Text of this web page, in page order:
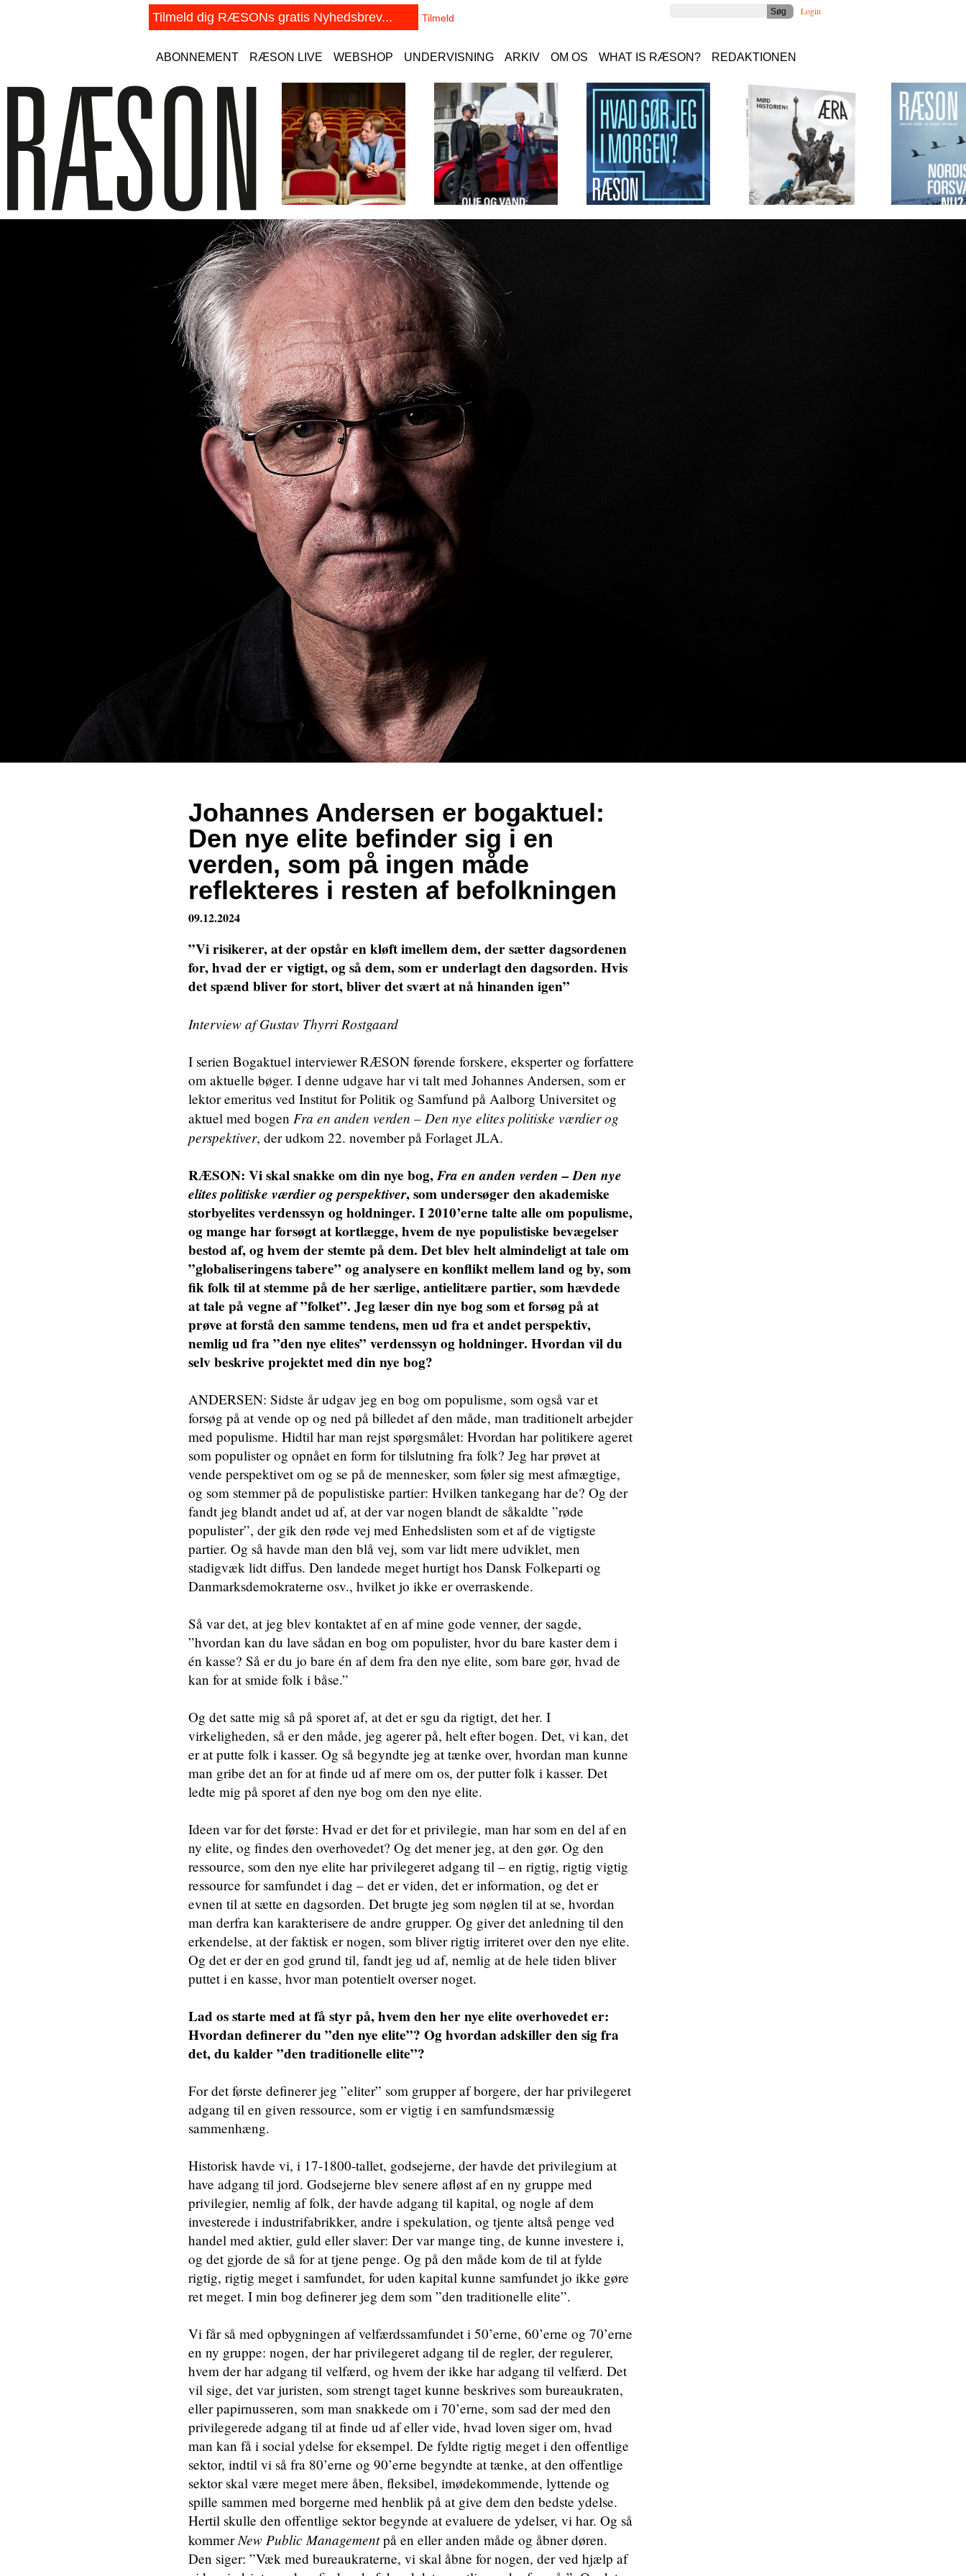
Login
ABONNEMENT RÆSON LIVE WEBSHOP UNDERVISNING ARKIV OM OS WHAT IS RÆSON? REDAKTIONEN
Johannes Andersen er bogaktuel:
Den nye elite befinder sig i en
verden, som på ingen måde
reflekteres i resten af befolkningen
09.12.2024
”Vi risikerer, at der opstår en kløft imellem dem, der sætter dagsordenen
for, hvad der er vigtigt, og så dem, som er underlagt den dagsorden. Hvis
det spænd bliver for stort, bliver det svært at nå hinanden igen”
Interview af Gustav Thyrri Rostgaard
I serien Bogaktuel interviewer RÆSON førende forskere, eksperter og forfattere
om aktuelle bøger. I denne udgave har vi talt med Johannes Andersen, som er
lektor emeritus ved Institut for Politik og Samfund på Aalborg Universitet og
aktuel med bogen Fra en anden verden – Den nye elites politiske værdier og
perspektiver, der udkom 22. november på Forlaget JLA.
RÆSON: Vi skal snakke om din nye bog,Fra en anden verden – Den nye
elites politiske værdier og perspektiver, som undersøger den akademiske
storbyelites verdenssyn og holdninger. I 2010’erne talte alle om populisme,
og mange har forsøgt at kortlægge, hvem de nye populistiske bevægelser
bestod af, og hvem der stemte på dem. Det blev helt almindeligt at tale om
”globaliseringens tabere” og analysere en konflikt mellem land og by, som
fik folk til at stemme på de her særlige, antielitære partier, som hævdede
at tale på vegne af ”folket”. Jeg læser din nye bog som et forsøg på at
prøve at forstå den samme tendens, men ud fra et andet perspektiv,
nemlig ud fra ”den nye elites” verdenssyn og holdninger. Hvordan vil du
selv beskrive projektet med din nye bog?
ANDERSEN: Sidste år udgav jeg en bog om populisme, som også var et
forsøg på at vende op og ned på billedet af den måde, man traditionelt arbejder
med populisme. Hidtil har man rejst spørgsmålet: Hvordan har politikere ageret
som populister og opnået en form for tilslutning fra folk? Jeg har prøvet at
vende perspektivet om og se på de mennesker, som føler sig mest afmægtige,
og som stemmer på de populistiske partier: Hvilken tankegang har de? Og der
fandt jeg blandt andet ud af, at der var nogen blandt de såkaldte ”røde
populister”, der gik den røde vej med Enhedslisten som et af de vigtigste
partier. Og så havde man den blå vej, som var lidt mere udviklet, men
stadigvæk lidt diffus. Den landede meget hurtigt hos Dansk Folkeparti og
Danmarksdemokraterne osv., hvilket jo ikke er overraskende.
Så var det, at jeg blev kontaktet af en af mine gode venner, der sagde,
”hvordan kan du lave sådan en bog om populister, hvor du bare kaster dem i
én kasse? Så er du jo bare én af dem fra den nye elite, som bare gør, hvad de
kan for at smide folk i båse.”
Og det satte mig så på sporet af, at det er sgu da rigtigt, det her. I
virkeligheden, så er den måde, jeg agerer på, helt efter bogen. Det, vi kan, det
er at putte folk i kasser. Og så begyndte jeg at tænke over, hvordan man kunne
man gribe det an for at finde ud af mere om os, der putter folk i kasser. Det
ledte mig på sporet af den nye bog om den nye elite.
Ideen var for det første: Hvad er det for et privilegie, man har som en del af en
ny elite, og findes den overhovedet? Og det mener jeg, at den gør. Og den
ressource, som den nye elite har privilegeret adgang til – en rigtig, rigtig vigtig
ressource for samfundet i dag – det er viden, det er information, og det er
evnen til at sætte en dagsorden. Det brugte jeg som nøglen til at se, hvordan
man derfra kan karakterisere de andre grupper. Og giver det anledning til den
erkendelse, at der faktisk er nogen, som bliver rigtig irriteret over den nye elite.
Og det er der en god grund til, fandt jeg ud af, nemlig at de hele tiden bliver
puttet i en kasse, hvor man potentielt overser noget.
Lad os starte med at få styr på, hvem den her nye elite overhovedet er:
Hvordan definerer du ”den nye elite”? Og hvordan adskiller den sig fra
det, du kalder ”den traditionelle elite”?
For det første definerer jeg ”eliter” som grupper af borgere, der har privilegeret
adgang til en given ressource, som er vigtig i en samfundsmæssig
sammenhæng.
Historisk havde vi, i 17-1800-tallet, godsejerne, der havde det privilegium at
have adgang til jord. Godsejerne blev senere afløst af en ny gruppe med
privilegier, nemlig af folk, der havde adgang til kapital, og nogle af dem
investerede i industrifabrikker, andre i spekulation, og tjente altså penge ved
handel med aktier, guld eller slaver: Der var mange ting, de kunne investere i,
og det gjorde de så for at tjene penge. Og på den måde kom de til at fylde
rigtig, rigtig meget i samfundet, for uden kapital kunne samfundet jo ikke gøre
ret meget. I min bog definerer jeg dem som ”den traditionelle elite”.
Vi får så med opbygningen af velfærdssamfundet i 50’erne, 60’erne og 70’erne
en ny gruppe: nogen, der har privilegeret adgang til de regler, der regulerer,
hvem der har adgang til velfærd, og hvem der ikke har adgang til velfærd. Det
vil sige, det var juristen, som strengt taget kunne beskrives som bureaukraten,
eller papirnusseren, som man snakkede om i 70’erne, som sad der med den
privilegerede adgang til at finde ud af eller vide, hvad loven siger om, hvad
man kan få i social ydelse for eksempel. De fyldte rigtig meget i den offentlige
sektor, indtil vi så fra 80’erne og 90’erne begyndte at tænke, at den offentlige
sektor skal være meget mere åben, fleksibel, imødekommende, lyttende og
spille sammen med borgerne med henblik på at give dem den bedste ydelse.
Hertil skulle den offentlige sektor begynde at evaluere de ydelser, vi har. Og så
kommerNew Public Managementpå en eller anden måde og åbner døren.
Den siger: ”Væk med bureaukraterne, vi skal åbne for nogen, der ved hjælp af